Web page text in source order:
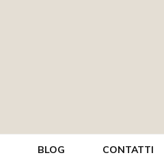
BLOG CONTATTI